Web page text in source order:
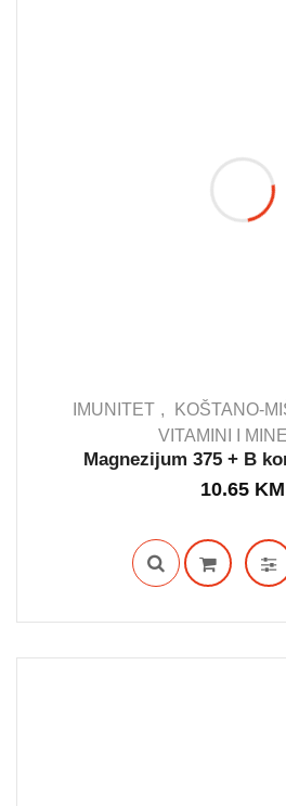
IMUNITET
KOŠTANO-
VITAMINI I
Magnezijum 375 + B
10.65 KM